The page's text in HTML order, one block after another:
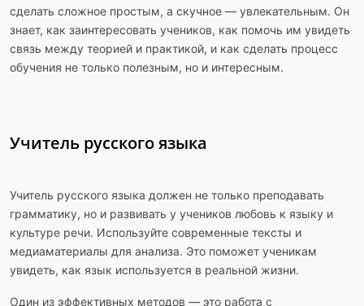
сделать сложное простым, а скучное — увлекательным. Он
знает, как заинтересовать учеников, как помочь им увидеть
связь между теорией и практикой, и как сделать процесс
обучения не только полезным, но и интересным.
Учитель русского языка
Учитель русского языка должен не только преподавать
грамматику, но и развивать у учеников любовь к языку и
культуре речи. Используйте современные тексты и
медиаматериалы для анализа. Это поможет ученикам
увидеть, как язык используется в реальной жизни.
Один из эффективных методов — это работа с